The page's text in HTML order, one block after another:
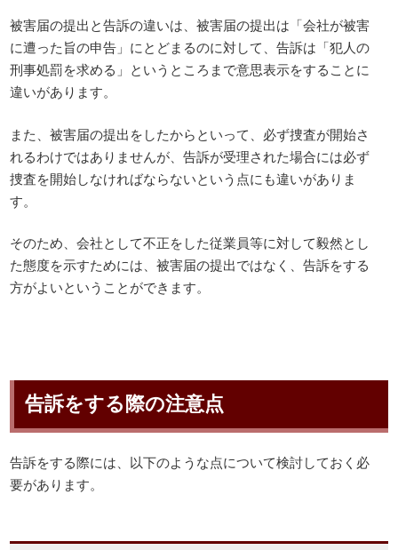
被害届の提出と告訴の違いは、被害届の提出は「会社が被害
に遭った旨の申告」にとどまるのに対して、告訴は「犯人の
刑事処罰を求める」というところまで意思表示をすることに
違いがあります。
また、被害届の提出をしたからといって、必ず捜査が開始さ
れるわけではありませんが、告訴が受理された場合には必ず
捜査を開始しなければならないという点にも違いがありま
す。
そのため、会社として不正をした従業員等に対して毅然とし
た態度を示すためには、被害届の提出ではなく、告訴をする
方がよいということができます。
告訴をする際の注意点
告訴をする際には、以下のような点について検討しておく必
要があります。